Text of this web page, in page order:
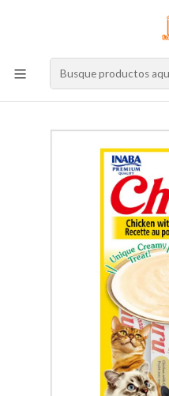
Nuestro stock online
Compre por la web para garantizar
Inicio Gato Alimento
Churu Gato